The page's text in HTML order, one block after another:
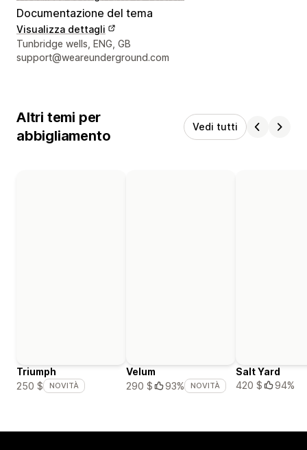
Documentazione del tema
Visualizza dettagli
Recapiti del designer
Tunbridge wells, ENG, GB
support@weareunderground.com
Altri temi per
abbigliamento
Vedi tutti
Triumph
250 $
NOVITÀ
Velum
290 $
93% NOVITÀ
Salt Yard
420 $
94%